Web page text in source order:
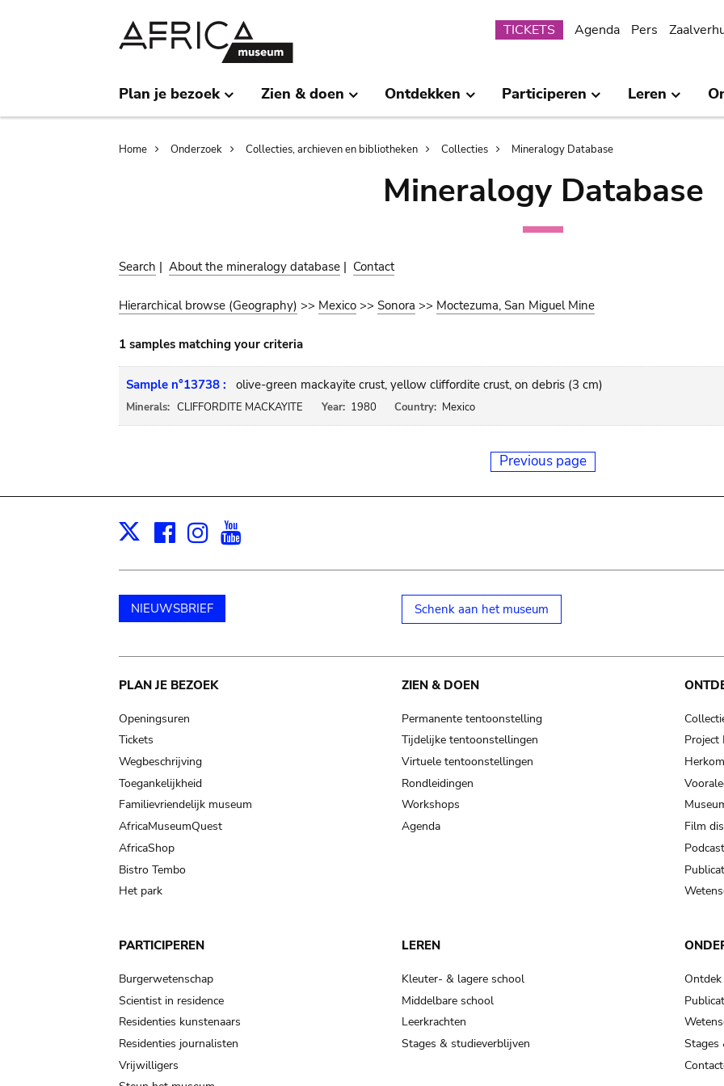
Submenu
TICKETS Agenda Pers
Plan je bezoek Zien & doen Ontdekken Participeren Leren
Breadcrumb
Home Onderzoek Collecties, archieven en bibliotheken Collecties Mineralogy Database
Mineralogy Database
Search | About the mineralogy database | Contact
Hierarchical browse (Geography) >> Mexico >> Sonora >> Moctezuma, San Miguel Mine
1 samples matching your criteria
Sample n°13738 : olive-green mackayite crust, yellow cliffordite crust, on debris (3 cm)
Minerals: CLIFFORDITE MACKAYITE Year: 1980 Country: Mexico
Previous page
X Facebook
Instagram
NIEUWSBRIEF Schenk aan het museum
Main
navigation
PLAN JE BEZOEK
Openingsuren
Tickets
Wegbeschrijving
Toegankelijkheid
Familievriendelijk museum
AfricaMuseumQuest
AfricaShop
Bistro Tembo
Het park
ZIEN & DOEN
Permanente tentoonstelling
Tijdelijke tentoonstellingen
Virtuele tentoonstellingen
Rondleidingen
Workshops
Agenda
Project
Film
PARTICIPEREN
Burgerwetenschap
Scientist in residence
Residenties kunstenaars
Residenties journalisten
Vrijwilligers
LEREN
Kleuter- & lagere school
Middelbare school
Leerkrachten
Stages & studieverblijven
Stages